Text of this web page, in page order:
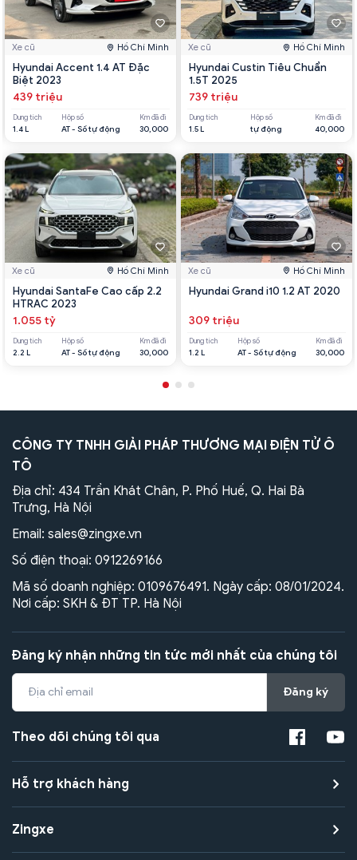
Xe cũ Hồ Chí Minh
Hyundai Accent 1.4 AT Đặc
Biệt 2023
439 triệu
Dung tích
1.4 L
Hộp số
AT - Số tự động
Km đã đi
30,000
Xe cũ Hồ Chí Minh
Hyundai SantaFe Cao cấp 2.2
HTRAC 2023
1.055 tỷ
Dung tích
2.2 L
Hộp số
AT - Số tự động
Km đã đi
30,000
Xe cũ Hồ Chí Minh
Hyundai Custin Tiêu Chuẩn
1.5T 2025
739 triệu
Dung tích
1.5 L
Hộp số
tự động
Km đã đi
40,000
Xe cũ Hồ Chí Minh
Hyundai Grand i10 1.2 AT 2020
309 triệu
Dung tích
1.2 L
Hộp số
AT - Số tự động
Km đã đi
30,000
CÔNG TY TNHH GIẢI PHÁP THƯƠNG MẠI ĐIỆN TỬ Ô
TÔ
Địa chỉ: 434 Trần Khát Chân, P. Phố Huế, Q. Hai Bà
Trưng, Hà Nội
Email: sales@zingxe.vn
Số điện thoại: 0912269166
Mã số doanh nghiệp: 0109676491. Ngày cấp: 08/01/2024.
Nơi cấp: SKH & ĐT TP. Hà Nội
Đăng ký nhận những tin tức mới nhất của chúng tôi
Đăng ký
Theo dõi chúng tôi qua
Hỗ trợ khách hàng
Zingxe